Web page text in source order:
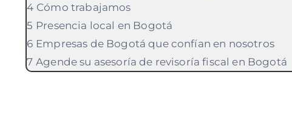
Cómo trabajamos
Presencia local en Bogotá
Empresas de Bogotá que confían en nosotros
Agende su asesoría de revisoría fiscal en Bogotá